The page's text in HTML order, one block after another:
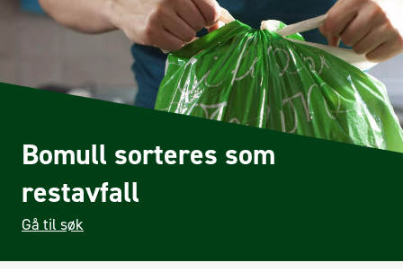
Bomull sorteres som
restavfall
Gå til søk